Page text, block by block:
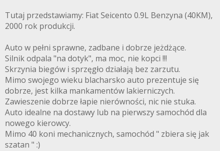
Tutaj przedstawiamy: Fiat Seicento 0.9L Benzyna (40KM),
2000 rok produkcji.
Auto w pełni sprawne, zadbane i dobrze jeżdżące.
Silnik odpala "na dotyk", ma moc, nie kopci !!!
Skrzynia biegów i sprzęgło działają bez zarzutu.
Mimo swojego wieku blacharsko auto prezentuje się
dobrze, jest kilka mankamentów lakierniczych.
Zawieszenie dobrze łapie nierówności, nic nie stuka.
Auto idealne na dostawy lub na pierwszy samochód dla
nowego kierowcy.
Mimo 40 koni mechanicznych, samochód " zbiera się jak
szatan " :)